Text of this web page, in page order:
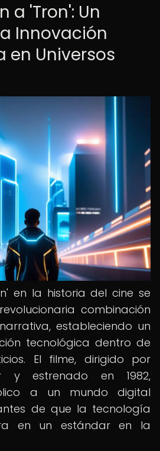
a 'Tron': Un
Innovación
en Universos
en la historia del cine se
combinación
estableciendo un
tecnológica dentro de
El filme, dirigido por
y estrenado en 1982,
a un mundo digital
de que la tecnología
en un estándar en la